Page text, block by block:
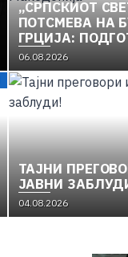
„СРПСКИОТ
ПОТСМЕВА НА
ГРЦИЈА:
СКАНДАЛОЗНА
НА „МАЈКА
06.08.2026
TAЈНИ
ЈАВНИ
04.08.2026